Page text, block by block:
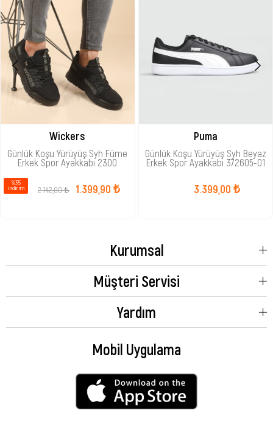
Wickers
Günlük Koşu Yürüyüş Syh Füme
Erkek Spor Ayakkabı 2300
1.399,90 ₺
2.142,00 ₺
%35
i̇ndirim
Puma
Günlük Koşu Yürüyüş Syh Beyaz
Erkek Spor Ayakkabı 372605-01
3.399,00 ₺
Kurumsal
Müşteri Servisi
Yardım
Mobil Uygulama